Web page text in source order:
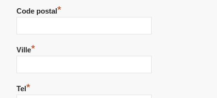
Code postal*
Ville*
Tel *